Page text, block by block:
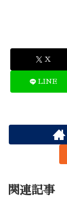
X
LINE
関連記事